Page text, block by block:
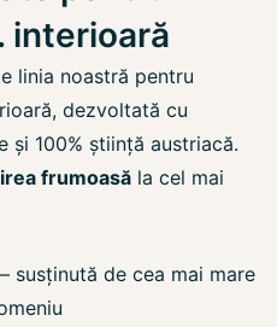
interioară
linia noastră pentru
dezvoltată cu
și 100% știință austriacă.
frumoasă la cel mai
susținută de cea mai mare